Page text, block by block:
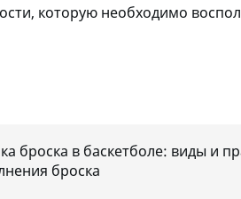
которую необходимо
броска в баскетболе: виды и
броска